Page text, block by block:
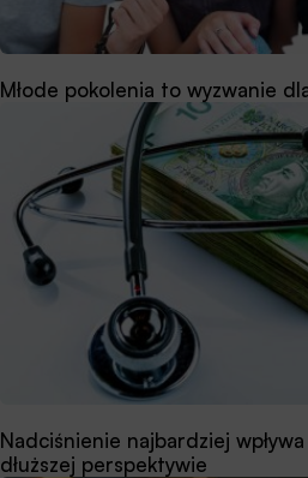
Młode pokolenia to wyzwanie
Nadciśnienie najbardziej
dłuższej perspektywie